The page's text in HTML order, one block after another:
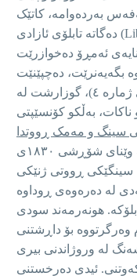
بەردەوامە، کاتێک
دەگاتە تابلۆی ئازادی (Liberty)، دێلاکروا (Delacroix)،
ئەمڕۆ دەخوازرێت
بگەیەنرێت، دەچپێنێت
بەگوێماندا. ئەم ژنە (بڕوانە وێنەی ژمارە ٤)، گوزارشت لە
ناکات، بەڵکو کۆنسێپتی
سینگ و مەمک ڕووتدا
بەرجەستە کراوە. بڕیارە ئەم تابلۆیە وێنای شۆڕشی ١٨٣٠ی
سینگێکی ڕووتی ژنێکی
لە دەرەوەی ڕوداوە
هونەرمەند سودی
بۆ داڕشتنی
لە وروژاندنی بیری
ئیدی دەرخستنی